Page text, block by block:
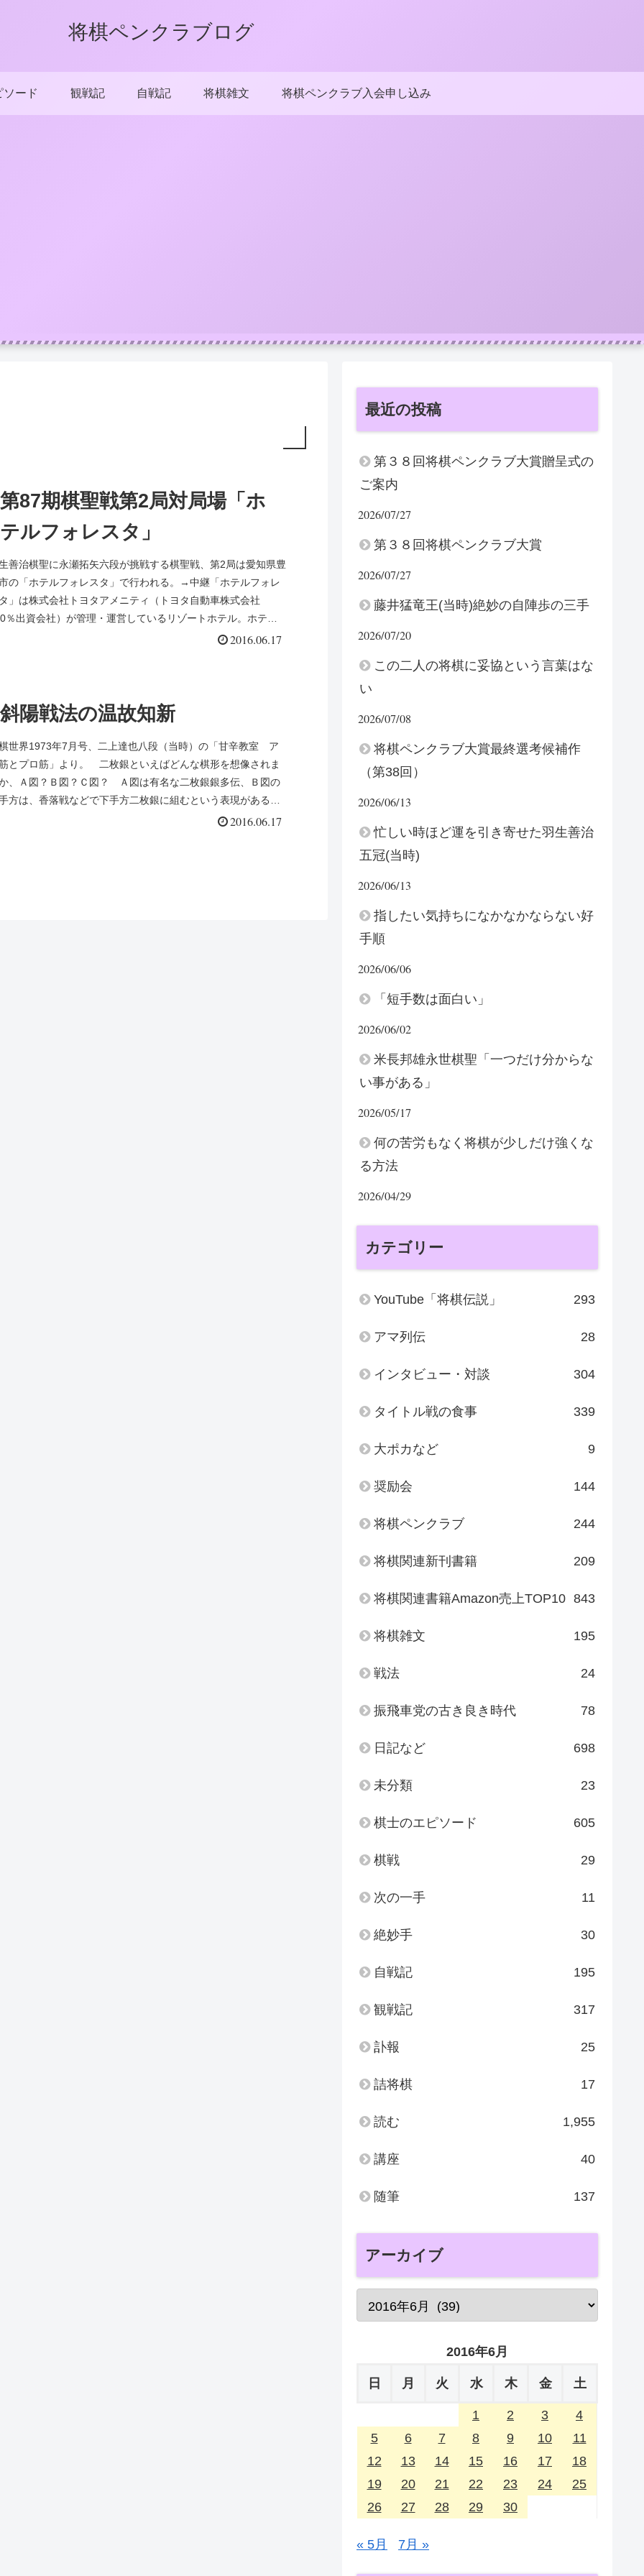
将棋ペンクラブログ
ソード 観戦記 自戦記 将棋雑文 将棋ペンクラブ入会申し込み
第87期棋聖戦第2局対局場「ホ
テルフォレスタ」
善治棋聖に永瀬拓矢六段が挑戦する棋聖戦、第2局は愛知県豊
の「ホテルフォレスタ」で行われる。→中継「ホテルフォレ
」は株式会社トヨタアメニティ（トヨタ自動車株式会社
％出資会社）が管理・運営しているリゾートホテル。ホテル
2016.06.17
斜陽戦法の温故知新
世界1973年7月号、二上達也八段（当時）の「甘辛教室 ア
とプロ筋」より。 二枚銀といえばどんな棋形を想像されま
、Ａ図？Ｂ図？Ｃ図？ Ａ図は有名な二枚銀銀多伝、Ｂ図の
方は、香落戦などで下手方二枚銀に組むという表現があるか
2016.06.17
最近の投稿
第３８回将棋ペンクラブ大賞贈呈式の
ご案内
2026/07/27
第３８回将棋ペンクラブ大賞
2026/07/27
藤井猛竜王(当時)絶妙の自陣歩の三手
2026/07/20
この二人の将棋に妥協という言葉はな
い
2026/07/08
将棋ペンクラブ大賞最終選考候補作
（第38回）
2026/06/13
忙しい時ほど運を引き寄せた羽生善治
五冠(当時)
2026/06/13
指したい気持ちになかなかならない好
手順
2026/06/06
「短手数は面白い」
2026/06/02
米長邦雄永世棋聖「一つだけ分からな
い事がある」
2026/05/17
何の苦労もなく将棋が少しだけ強くな
る方法
2026/04/29
カテゴリー
YouTube「将棋伝説」 293
アマ列伝 28
インタビュー・対談 304
タイトル戦の食事 339
大ポカなど 9
奨励会 144
将棋ペンクラブ 244
将棋関連新刊書籍 209
将棋関連書籍Amazon売上TOP10 843
将棋雑文 195
戦法 24
振飛車党の古き良き時代 78
日記など 698
未分類 23
棋士のエピソード 605
棋戦 29
次の一手 11
絶妙手 30
自戦記 195
観戦記 317
訃報 25
詰将棋 17
読む 1,955
講座 40
随筆 137
アーカイブ
2016年6月
日 月 火 水 木 金 土
1 2 3
4
5
6 7 8 9 10
11
12
13 14 15 16 17
18
19
20 21 22 23 24
25
26
27 28 29 30
« 5月 7月 »